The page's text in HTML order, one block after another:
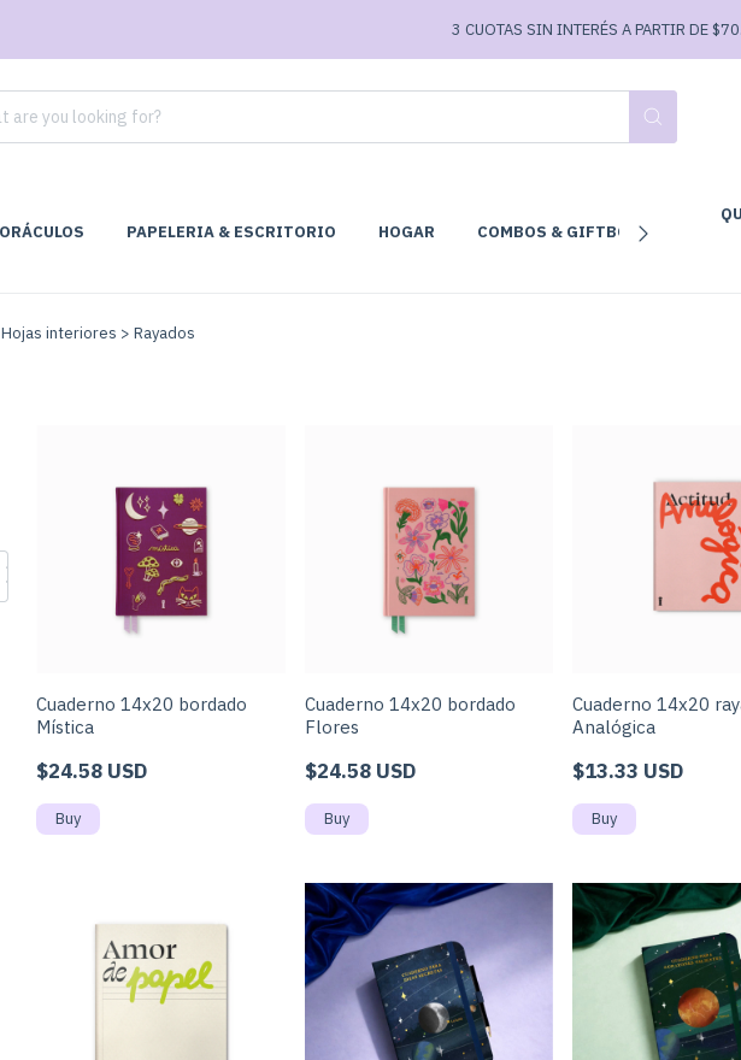
3 CUOTAS SIN INTERÉS A PARTIR DE
PAPELERIA & ESCRITORIO HOGAR COMBOS & GIFTBOX
Hojas interiores > Rayados
Cuaderno 14x20 bordado
Mística
$24.58 USD
Cuaderno 14x20 bordado
Flores
$24.58 USD
Cuaderno 14x20
Analógica
$13.33 USD